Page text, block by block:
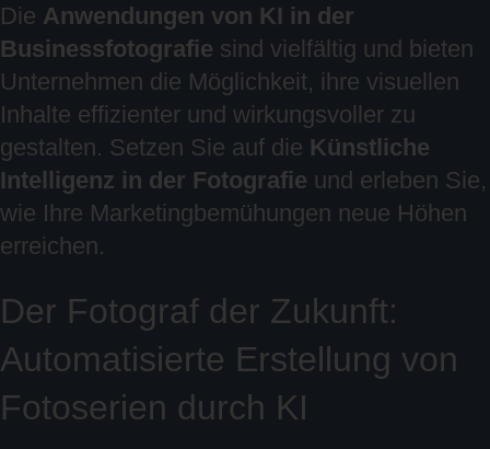
Die Anwendungen von KI in der
Businessfotografie sind vielfältig und bieten
Unternehmen die Möglichkeit, ihre visuellen
Inhalte effizienter und wirkungsvoller zu
gestalten. Setzen Sie auf die Künstliche
Intelligenz in der Fotografie und erleben Sie,
wie Ihre Marketingbemühungen neue Höhen
erreichen.
Der Fotograf der Zukunft:
Automatisierte Erstellung von
Fotoserien durch KI